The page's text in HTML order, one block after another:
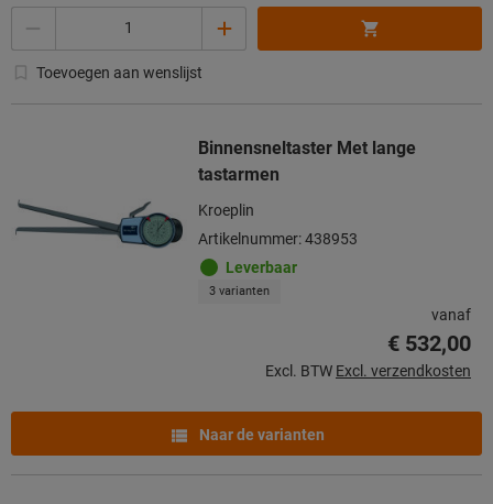
Toevoegen aan wenslijst
Binnensneltaster Met lange
tastarmen
Kroeplin
Artikelnummer: 438953
Leverbaar
3 varianten
vanaf
€ 532,00
Excl. BTW Excl. verzendkosten
Naar de varianten